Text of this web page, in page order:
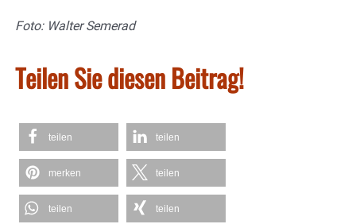
Foto: Walter Semerad
Teilen Sie diesen Beitrag!
teilen teilen
merken teilen
teilen teilen